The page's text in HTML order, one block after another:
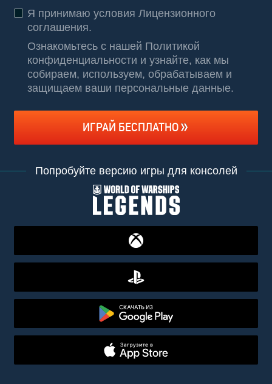
Я принимаю условия Лицензионного
соглашения.
Ознакомьтесь с нашей Политикой
конфиденциальности и узнайте, как мы
собираем, используем, обрабатываем и
защищаем ваши персональные данные.
ИГРАЙ БЕСПЛАТНО
Попробуйте версию игры для консолей